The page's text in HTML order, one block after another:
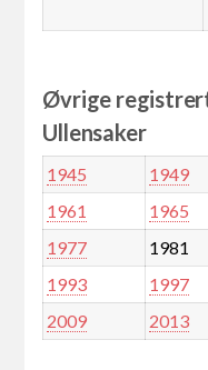
Øvrige
Ullensaker
1945 1949
1961
1965
1977
1981
1993
1997
2009
2013